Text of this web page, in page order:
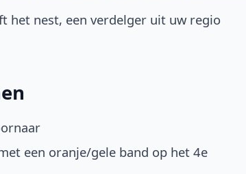
het nest, een verdelger uit uw regio
een oranje/gele band op het 4e